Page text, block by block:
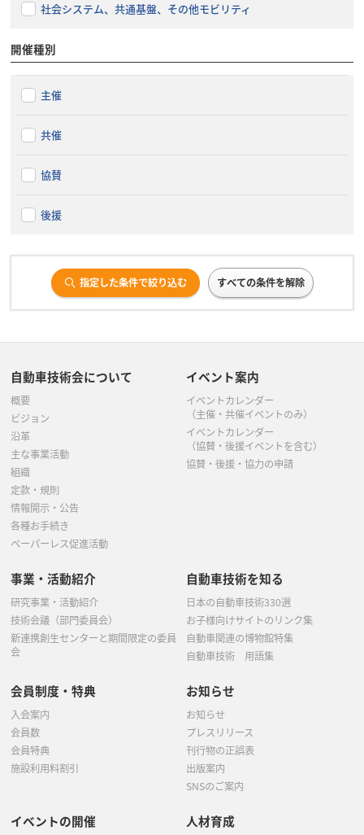
社会システム、共通基盤、その他モビリティ
開催種別
主催
共催
協賛
後援
指定した条件で絞り込む すべての条件を解除
自動車技術会について
概要
ビジョン
沿革
主な事業活動
組織
定款・規則
情報開示・公告
各種お手続き
ペーパーレス促進活動
イベント案内
イベントカレンダー
（主催・共催イベントのみ）
イベントカレンダー
（協賛・後援イベントを含む）
協賛・後援・協力の申請
事業・活動紹介
研究事業・活動紹介
技術会議（部門委員会）
新連携創生センターと期間限定の委員
会
自動車技術を知る
日本の自動車技術330選
お子様向けサイトのリンク集
自動車関連の博物館特集
自動車技術 用語集
会員制度・特典
入会案内
会員数
会員特典
施設利用料割引
お知らせ
お知らせ
プレスリリース
刊行物の正誤表
出版案内
SNSのご案内
イベントの開催 人材育成